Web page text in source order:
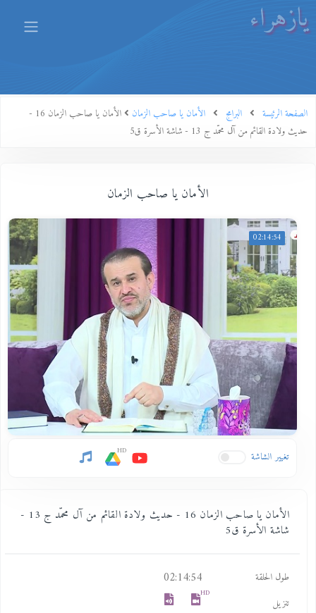
يازهراء
الصفحة الرئيسة البرامج الأمان يا صاحب الزمان
الأمان يا صاحب الزمان 16 -
حديث ولادة القائم من آل محمّد ج 13 - شاشة الأسرة ق5
الأمان يا صاحب الزمان
02:14:54
تغيير الشاشة HD
الأمان يا صاحب الزمان 16 - حديث ولادة القائم من آل محمّد ج 13 -
شاشة الأسرة ق5
طول الحلقة 02:14:54
تنزيل
HD